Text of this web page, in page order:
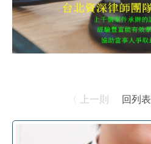
〈 上一則 回列表